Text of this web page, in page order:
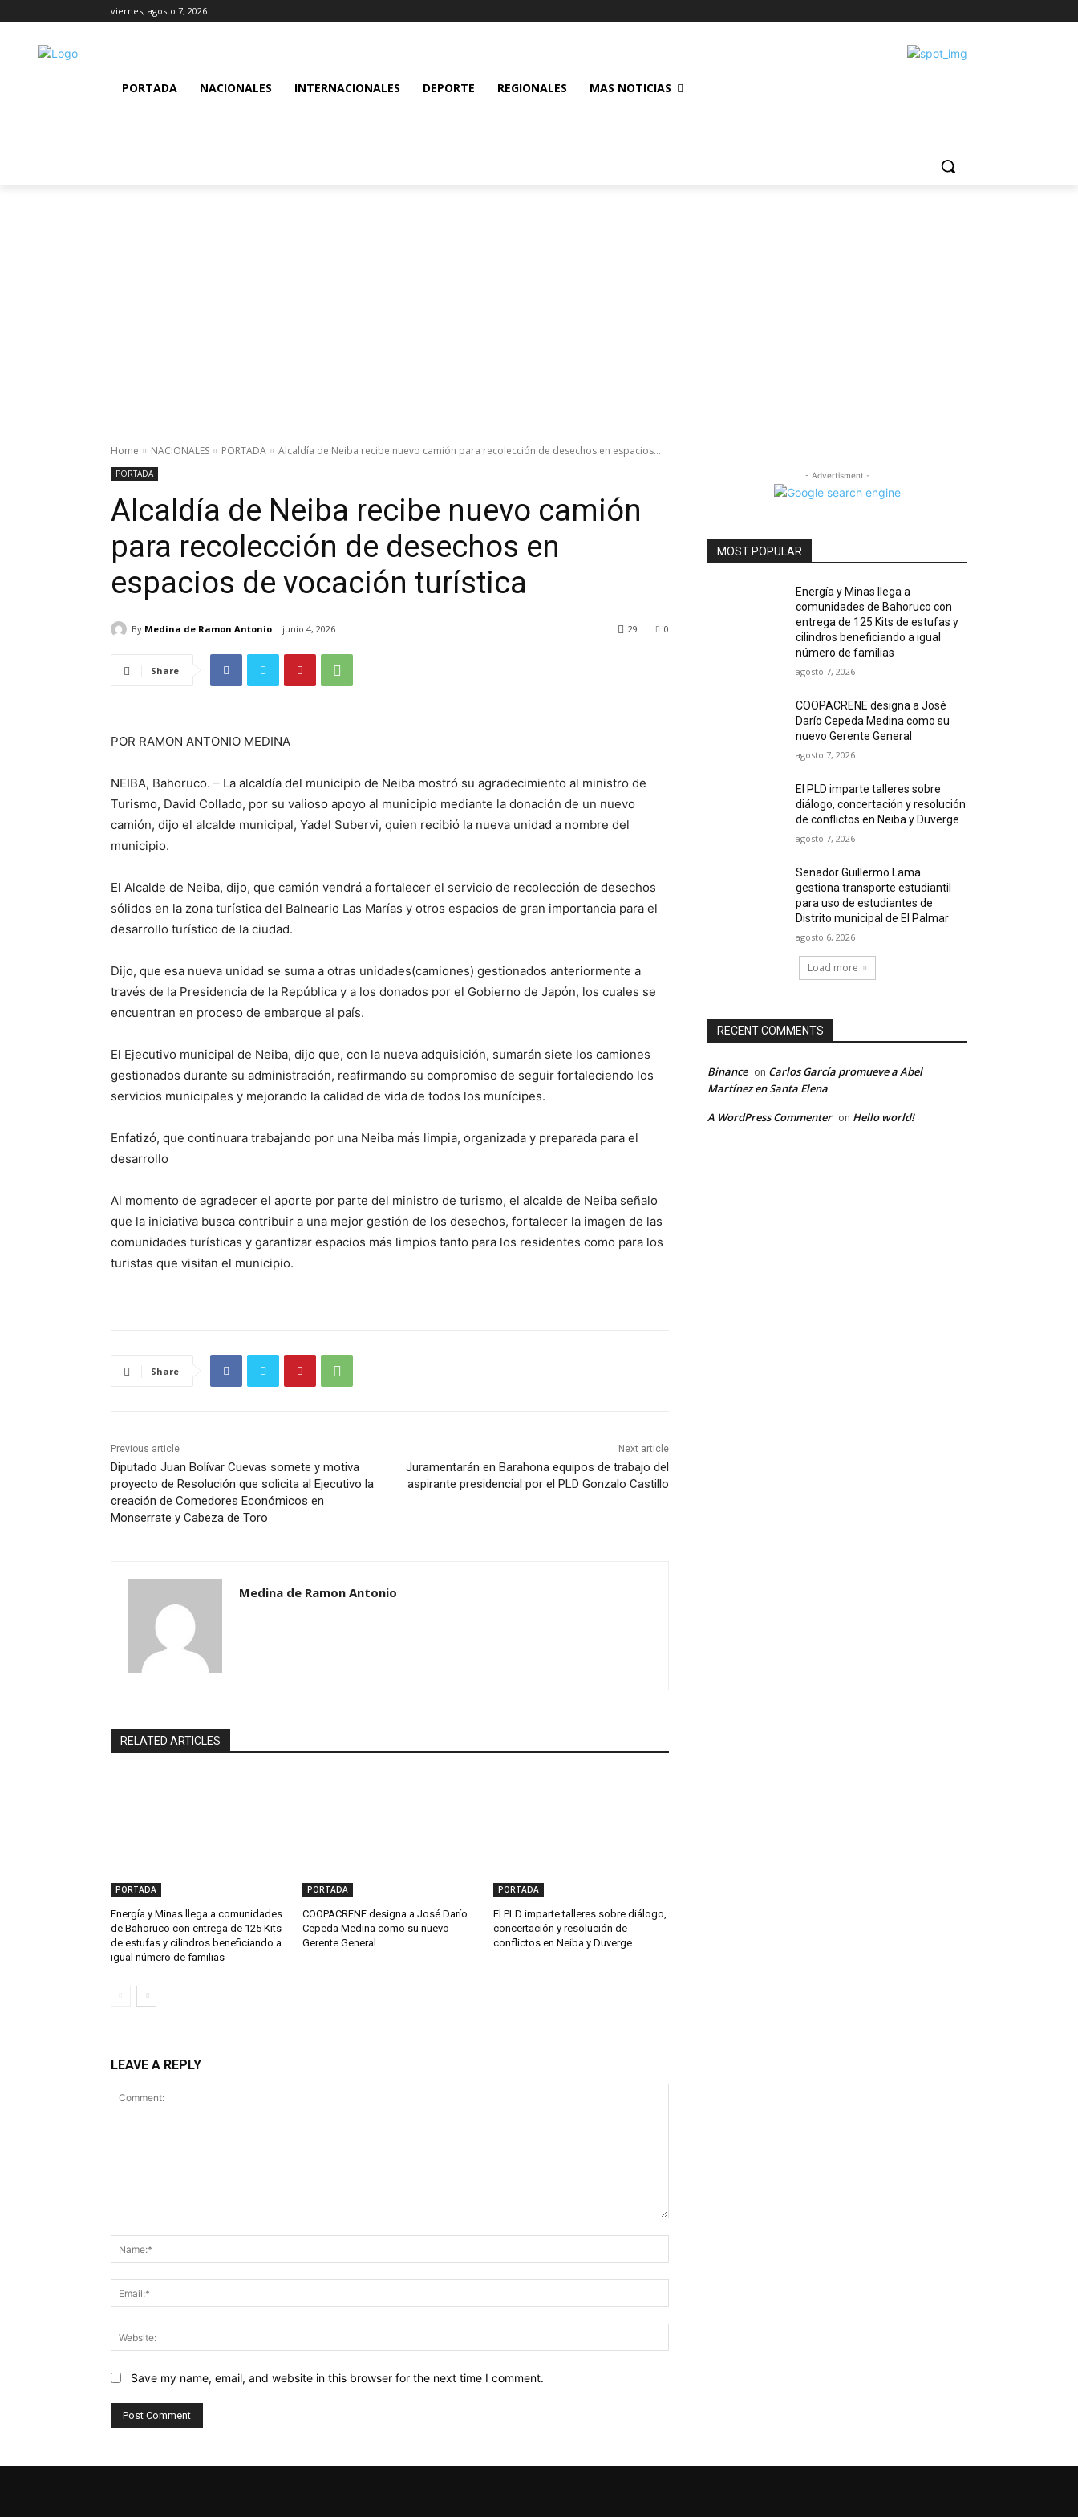
viernes, agosto 7, 2026
PORTADA NACIONALES INTERNACIONALES DEPORTE REGIONALES MAS NOTICIAS
Home NACIONALES PORTADA Alcaldía de Neiba recibe nuevo camión para recolección de desechos en espacios...
PORTADA
Alcaldía de Neiba recibe nuevo camión
para recolección de desechos en
espacios de vocación turística
By Medina de Ramon Antonio junio 4, 2026 0
29
Share
POR RAMON ANTONIO MEDINA
NEIBA, Bahoruco. – La alcaldía del municipio de Neiba mostró su agradecimiento al ministro de
Turismo, David Collado, por su valioso apoyo al municipio mediante la donación de un nuevo
camión, dijo el alcalde municipal, Yadel Subervi, quien recibió la nueva unidad a nombre del
municipio.
El Alcalde de Neiba, dijo, que camión vendrá a fortalecer el servicio de recolección de desechos
sólidos en la zona turística del Balneario Las Marías y otros espacios de gran importancia para el
desarrollo turístico de la ciudad.
Dijo, que esa nueva unidad se suma a otras unidades(camiones) gestionados anteriormente a
través de la Presidencia de la República y a los donados por el Gobierno de Japón, los cuales se
encuentran en proceso de embarque al país.
El Ejecutivo municipal de Neiba, dijo que, con la nueva adquisición, sumarán siete los camiones
gestionados durante su administración, reafirmando su compromiso de seguir fortaleciendo los
servicios municipales y mejorando la calidad de vida de todos los munícipes.
Enfatizó, que continuara trabajando por una Neiba más limpia, organizada y preparada para el
desarrollo
Al momento de agradecer el aporte por parte del ministro de turismo, el alcalde de Neiba señalo
que la iniciativa busca contribuir a una mejor gestión de los desechos, fortalecer la imagen de las
comunidades turísticas y garantizar espacios más limpios tanto para los residentes como para los
turistas que visitan el municipio.
Share
Previous article
Diputado Juan Bolívar Cuevas somete y motiva
proyecto de Resolución que solicita al Ejecutivo la
creación de Comedores Económicos en
Monserrate y Cabeza de Toro
Next article
Juramentarán en Barahona equipos de trabajo del
aspirante presidencial por el PLD Gonzalo Castillo
Medina de Ramon Antonio
RELATED ARTICLES
PORTADA
Energía y Minas llega a comunidades
de Bahoruco con entrega de 125 Kits
de estufas y cilindros beneficiando a
igual número de familias
PORTADA
COOPACRENE designa a José Darío
Cepeda Medina como su nuevo
Gerente General
PORTADA
El PLD imparte talleres sobre diálogo,
concertación y resolución de
conflictos en Neiba y Duverge
LEAVE A REPLY
Save my name, email, and website in this browser for the next time I comment.
- Advertisment -
MOST POPULAR
Energía y Minas llega a
comunidades de Bahoruco con
entrega de 125 Kits de estufas y
cilindros beneficiando a igual
número de familias
agosto 7, 2026
COOPACRENE designa a José
Darío Cepeda Medina como su
nuevo Gerente General
agosto 7, 2026
El PLD imparte talleres sobre
diálogo, concertación y resolución
de conflictos en Neiba y Duverge
agosto 7, 2026
Senador Guillermo Lama
gestiona transporte estudiantil
para uso de estudiantes de
Distrito municipal de El Palmar
agosto 6, 2026
Load more
RECENT COMMENTS
Binance on Carlos García promueve a Abel
Martínez en Santa Elena
A WordPress Commenter on Hello world!